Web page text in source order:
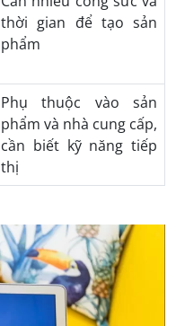
thời gian để tạo sản
phẩm
Phụ thuộc vào sản
phẩm và nhà cung cấp,
cần biết kỹ năng tiếp
thị